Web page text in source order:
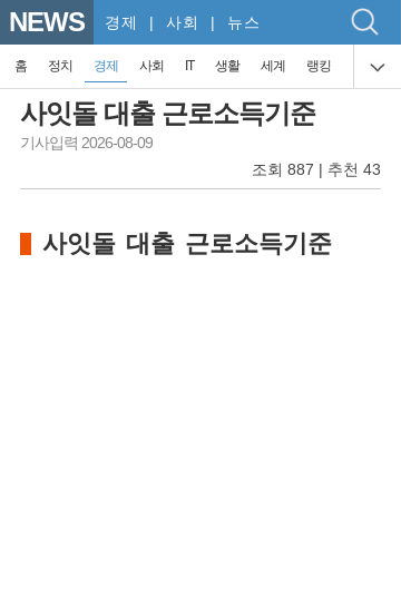
NEWS 경제 | 사회 | 뉴스
홈 정치 경제 사회 IT 생활 세계 랭킹
사잇돌 대출 근로소득기준
기사입력 2026-08-09
조회 887 | 추천 43
사잇돌 대출 근로소득기준